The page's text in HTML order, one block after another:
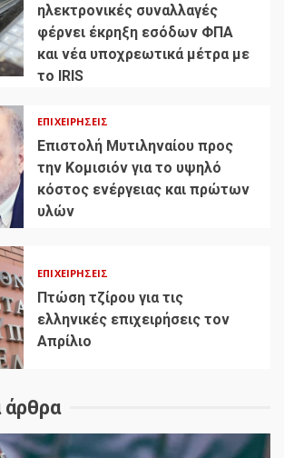
ηλεκτρονικές συναλλαγές
φέρνει έκρηξη εσόδων ΦΠΑ
και νέα υποχρεωτικά μέτρα με
το IRIS
ΕΠΙΧΕΙΡΉΣΕΙΣ
Επιστολή Μυτιληναίου προς
την Κομισιόν για το υψηλό
κόστος ενέργειας και πρώτων
υλών
ΕΠΙΧΕΙΡΉΣΕΙΣ
Πτώση τζίρου για τις
ελληνικές επιχειρήσεις τον
Απρίλιο
άρθρα